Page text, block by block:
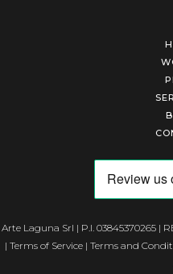
Arte Laguna Srl | P.I. 03845370265 |
| Terms of Service| Terms and